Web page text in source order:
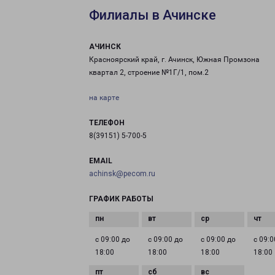
Филиалы в Ачинске
АЧИНСК
Красноярский край, г. Ачинск, Южная Промзона
квартал 2, строение №1Г/1, пом.2
на карте
ТЕЛЕФОН
8(39151) 5-700-5
EMAIL
achinsk@pecom.ru
ГРАФИК РАБОТЫ
с 09:00 до
18:00
с 09:00 до
18:00
с 09:00 до
18:00
с
18:00